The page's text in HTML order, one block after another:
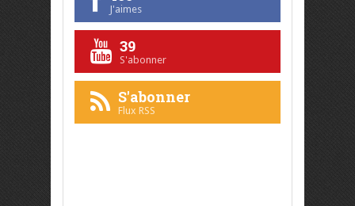
J'aimes
39
S'abonner
S'abonner
Flux RSS